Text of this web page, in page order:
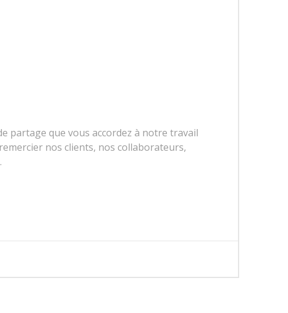
partage que vous accordez à notre travail
nos clients, nos collaborateurs,